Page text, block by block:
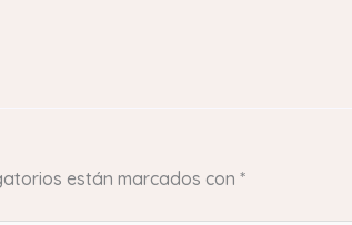
están marcados con *